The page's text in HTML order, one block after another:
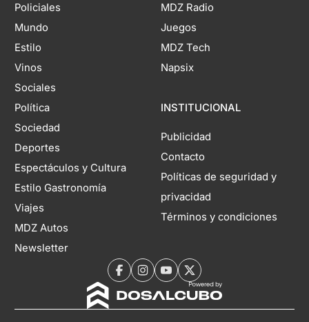
Policiales
Mundo
Estilo
Vinos
Sociales
Política
Sociedad
Deportes
Espectáculos y Cultura
Estilo Gastronomía
Viajes
MDZ Autos
Newsletter
MDZ Radio
Juegos
MDZ Tech
Napsix
INSTITUCIONAL
Publicidad
Contacto
Políticas de seguridad y
privacidad
Términos y condiciones